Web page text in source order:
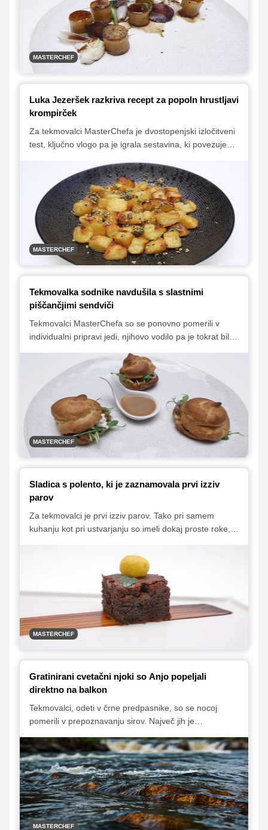
krompirčka. Kako pa so se odrezali tekmovalci?
MASTERCHEF
Luka Jezeršek razkriva recept za popoln hrustljavi
krompirček
Za tekmovalci MasterChefa je dvostopenjski izločitveni
test, ključno vlogo pa je igrala sestavina, ki povezuje
tekmovalcem pokazala, kako se pripravijo tri slastne
jedi s krompirjem, tekmovalci pa so jih morali kasneje
poustvariti.
MASTERCHEF
Tekmovalka sodnike navdušila s slastnimi
piščančjimi sendviči
Tekmovalci MasterChefa so se ponovno pomerili v
individualni pripravi jedi, njihovo vodilo pa je tokrat bilo
bolj, spet drugi manj striktno, nekatere pa je
neupoštevanje sodnikov celo stalo balkona. Zala
Pungeršič je za svojo jed iz trgovine prinesla zgolj dve
sestavini, s pripravljenimi piščančjimi mini sendviči pa
je navdušila sodnike. Številnih pohval je bila deležna
tudi Brina Robinik Kobal, ki je pripravila žlikrofe s
piščančjo obaro. Recept obeh jedi vam razkrivamo v
nadaljevanju.
MASTERCHEF
Sladica s polento, ki je zaznamovala prvi izziv
parov
Za tekmovalci je prvi izziv parov. Tako pri samem
kuhanju kot pri ustvarjanju so imeli dokaj proste roke,
jim ga dodelili sodniki. Nekateri so naleteli na težave že
pri samem načrtovanju jedi, posledično pa jim je bila
odvzeta možnost kuhanja. Kateri je bil na koncu tisti
par, ki si je s sodelovanjem in dobro komunikacijo
MASTERCHEF
Gratinirani cvetačni njoki so Anjo popeljali
direktno na balkon
Tekmovalci, odeti v črne predpasnike, so se nocoj
pomerili v prepoznavanju sirov. Največ jih je
kulinaričnim znanjem prislužil balkon. Spodaj je tako
ostalo le še osem tekmovalcev, vsakemu izmed njih pa
je bila dodeljena kloša, pod katero se je skrival eden
izmed sirov v kombinaciji z dodatno sestavino, ki so jo
izbrali sodniki.
MASTERCHEF